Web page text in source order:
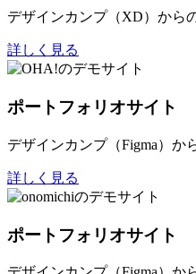
デザインカンプ（XD）から
詳しく見る
ポートフォリオサイト
デザインカンプ（Figma）か
詳しく見る
ポートフォリオサイト